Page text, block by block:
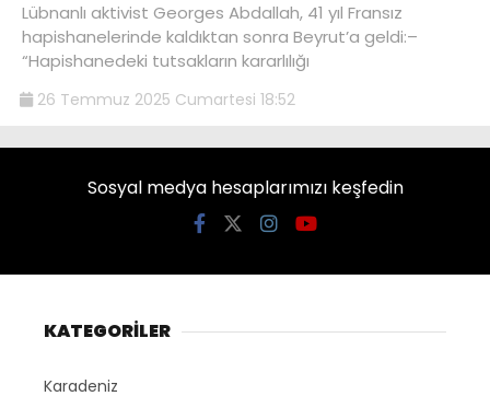
Lübnanlı aktivist Georges Abdallah, 41 yıl Fransız
hapishanelerinde kaldıktan sonra Beyrut’a geldi:–
“Hapishanedeki tutsakların kararlılığı
26 Temmuz 2025 Cumartesi 18:52
Sosyal medya hesaplarımızı keşfedin
KATEGORİLER
Karadeniz